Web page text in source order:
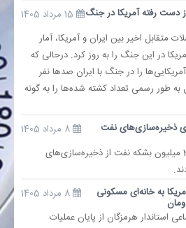
دست رفته آمریکا در جنگ
متقابل اخیر بین ایران و آمریکا، آمار
در این جنگ را به روز کرد. درحالی که
را در جنگ با ایران صدها نفر
به طور رسمی تعداد کشته شده‌ها را به گونه
بشکه‌ای ذخیره‌سازی‌های نفت
منابع بازار از کاهش بیش از 3 میلیون بشکه نفت از ذخیره‌سازی‌های
به خانه‌ای مسکونی
استاندار هرمزگان از پایان عملیات